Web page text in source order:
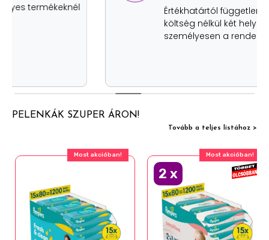
Értékhatártól függetlenül, szállítási
költség nélkül két helyen is átveheted
személyesen a rendelésed.
PELENKÁK SZUPER ÁRON!
Tovább a teljes listához >
Most akcióban! Most akcióban!
2 x